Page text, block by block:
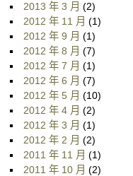
2013 年 3 月 (2)
2012 年 11 月 (1)
2012 年 9 月 (1)
2012 年 8 月 (7)
2012 年 7 月 (1)
2012 年 6 月 (7)
2012 年 5 月 (10)
2012 年 4 月 (2)
2012 年 3 月 (1)
2012 年 2 月 (2)
2011 年 11 月 (1)
2011 年 10 月 (2)